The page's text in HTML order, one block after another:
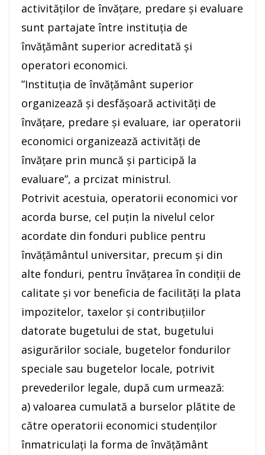
activităţilor de învăţare, predare şi evaluare
sunt partajate între instituţia de
învăţământ superior acreditată şi
operatori economici.
”Instituţia de învăţământ superior
organizează şi desfăşoară activităţi de
învăţare, predare şi evaluare, iar operatorii
economici organizează activităţi de
învăţare prin muncă şi participă la
evaluare”, a prcizat ministrul.
Potrivit acestuia, operatorii economici vor
acorda burse, cel puţin la nivelul celor
acordate din fonduri publice pentru
învăţământul universitar, precum şi din
alte fonduri, pentru învăţarea în condiţii de
calitate şi vor beneficia de facilităţi la plata
impozitelor, taxelor şi contribuţiilor
datorate bugetului de stat, bugetului
asigurărilor sociale, bugetelor fondurilor
speciale sau bugetelor locale, potrivit
prevederilor legale, după cum urmează:
a) valoarea cumulată a burselor plătite de
către operatorii economici studenţilor
înmatriculaţi la forma de învăţământ